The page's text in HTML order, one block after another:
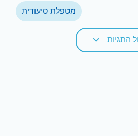
מטפלת סיעודית
התגיות